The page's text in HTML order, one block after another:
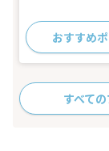
おすすめ
すべて